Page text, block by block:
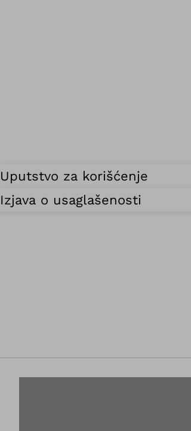
Uputstvo za korišćenje
Izjava o usaglašenosti